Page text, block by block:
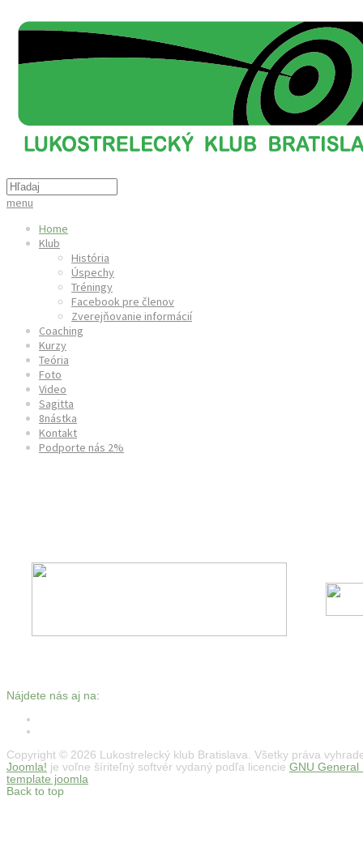
menu
Home
Klub
História
Úspechy
Tréningy
Facebook pre členov
Zverejňovanie informácií
Coaching
Kurzy
Teória
Foto
Video
Sagitta
8nástka
Kontakt
Podporte nás 2%
Nájdete nás aj na:
Copyright © 2026 Lukostrelecký klub Bratislava. Všetky práva
Joomla! je voľne šíriteľný softvér vydaný podľa licencie GNU General
template joomla
Back to top